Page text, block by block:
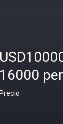
16000
Precio